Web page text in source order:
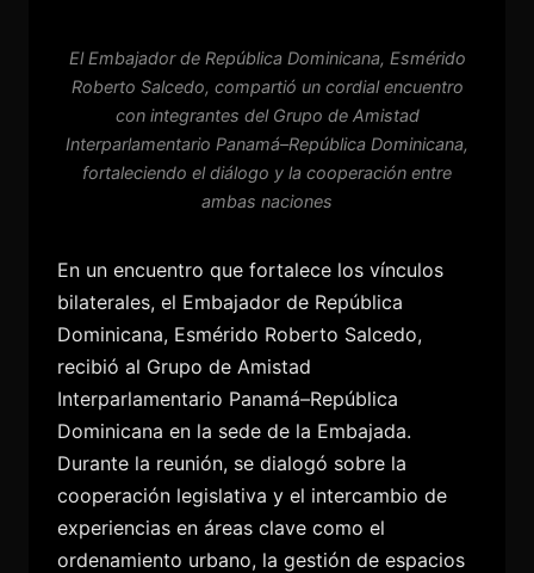
El Embajador de República Dominicana, Esmérido
Roberto Salcedo, compartió un cordial encuentro
con integrantes del Grupo de Amistad
Interparlamentario Panamá–República Dominicana,
fortaleciendo el diálogo y la cooperación entre
ambas naciones
En un encuentro que fortalece los vínculos
bilaterales, el Embajador de República
Dominicana, Esmérido Roberto Salcedo,
recibió al Grupo de Amistad
Interparlamentario Panamá–República
Dominicana en la sede de la Embajada.
Durante la reunión, se dialogó sobre la
cooperación legislativa y el intercambio de
experiencias en áreas clave como el
ordenamiento urbano, la gestión de espacios